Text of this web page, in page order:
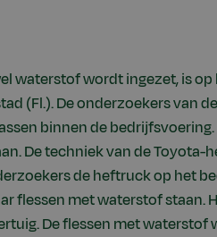
waterstof wordt ingezet, is
(Fl.). De onderzoekers van
binnen de
De techniek van de Toyota-
de heftruck op het
flessen met waterstof staan.
De flessen met